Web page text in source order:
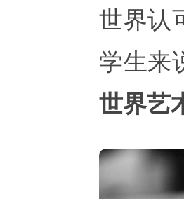
世界认
学生来
世界艺